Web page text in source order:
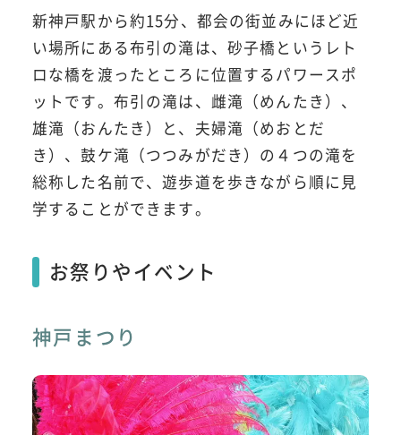
新神戸駅から約15分、都会の街並みにほど近
い場所にある布引の滝は、砂子橋というレト
ロな橋を渡ったところに位置するパワースポ
ットです。布引の滝は、雌滝（めんたき）、
雄滝（おんたき）と、夫婦滝（めおとだ
き）、鼓ケ滝（つつみがだき）の４つの滝を
総称した名前で、遊歩道を歩きながら順に見
学することができます。
お祭りやイベント
神戸まつり